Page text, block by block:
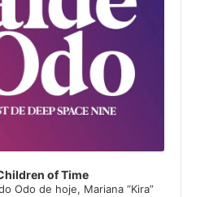
of Time
Odo de hoje, Mariana “Kira”